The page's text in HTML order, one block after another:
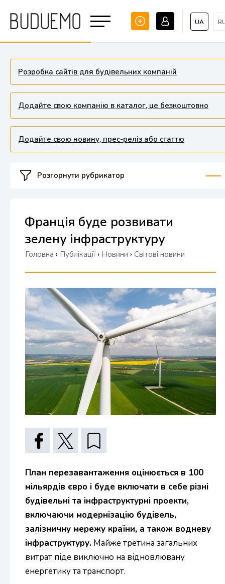
UA
Розробка сайтів для будівельних компаній
Додайте свою компанію в каталог, це безкоштовно
Додайте свою новину, прес-реліз або статтю
Розгорнути рубрикатор
Франція буде розвивати
зелену інфраструктуру
Головна › Публікації › Новини › Світові новини
План перезавантаження оцінюється в 100
мільярдів євро і буде включати в себе різні
будівельні та інфраструктурні проекти,
включаючи модернізацію будівель,
залізничну мережу країни, а також водневу
інфраструктуру. Майже третина загальних
витрат піде виключно на відновлювану
енергетику та транспорт.